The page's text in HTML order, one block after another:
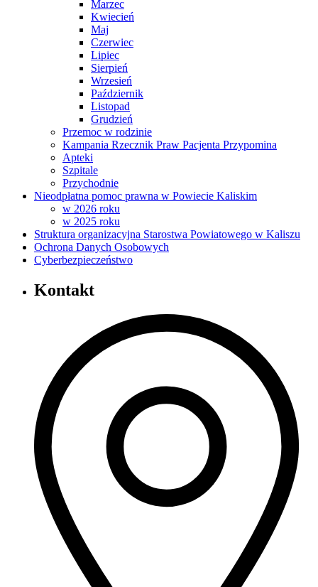
Marzec
Kwiecień
Maj
Czerwiec
Lipiec
Sierpień
Wrzesień
Październik
Listopad
Grudzień
Przemoc w rodzinie
Kampania Rzecznik Praw Pacjenta Przypomina
Apteki
Szpitale
Przychodnie
Nieodpłatna pomoc prawna w Powiecie Kaliskim
w 2026 roku
w 2025 roku
Struktura organizacyjna Starostwa Powiatowego w Kaliszu
Ochrona Danych Osobowych
Cyberbezpieczeństwo
Kontakt